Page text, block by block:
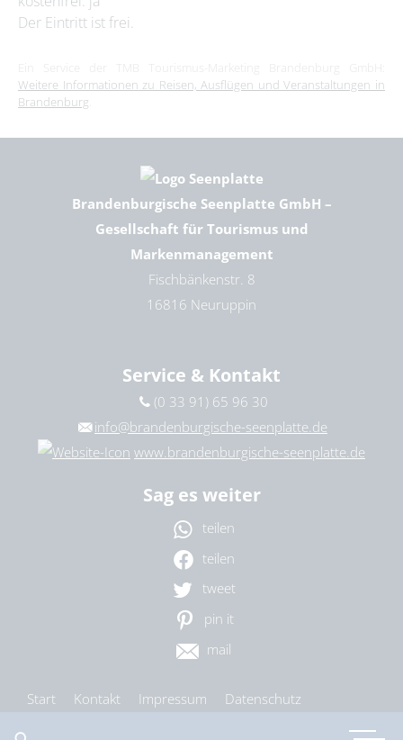
Der Eintritt ist frei.
Weitere Informationen zu Reisen, Ausflügen und Veranstaltungen in
Brandenburg
Brandenburgische Seenplatte GmbH –
Gesellschaft für Tourismus und
Markenmanagement
Fischbänkenstr. 8
16816 Neuruppin
Service & Kontakt
(0 33 91) 65 96 30
info@brandenburgische-seenplatte.de
www.brandenburgische-seenplatte.de
Sag es weiter
teilen
teilen
tweet
pin it
mail
Start Kontakt Impressum
Datenschutz